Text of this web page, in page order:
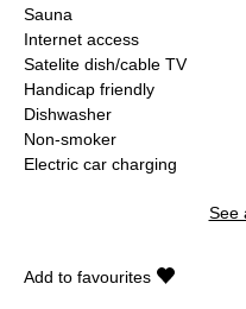
Sauna
Internet access
Satelite dish/cable TV
Handicap friendly
Dishwasher
Non-smoker
Electric car charging
See
Add to favourites